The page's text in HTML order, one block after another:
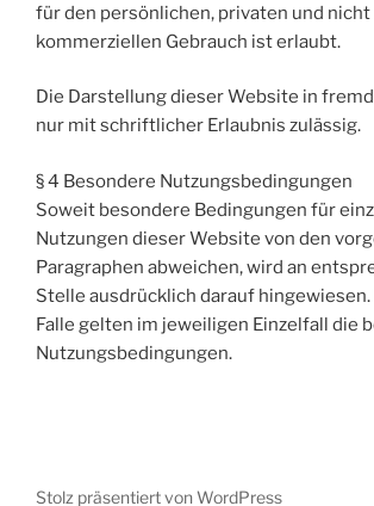
für den persönlichen, privaten und nicht
kommerziellen Gebrauch ist erlaubt.
Die Darstellung dieser Website in
nur mit schriftlicher Erlaubnis zulässig.
§ 4 Besondere Nutzungsbedingungen
Soweit besondere Bedingungen für
Nutzungen dieser Website von den
Paragraphen abweichen, wird an
Stelle ausdrücklich darauf hingewiesen.
Falle gelten im jeweiligen Einzelfall die
Nutzungsbedingungen.
Stolz präsentiert von WordPress